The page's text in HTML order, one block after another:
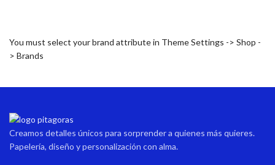
You must select your brand attribute in Theme Settings -> Shop -
> Brands
Creamos detalles únicos para sorprender a quienes más quieres.
Papelería, diseño y personalización con alma.